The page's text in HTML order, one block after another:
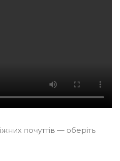
почуттів — оберіть